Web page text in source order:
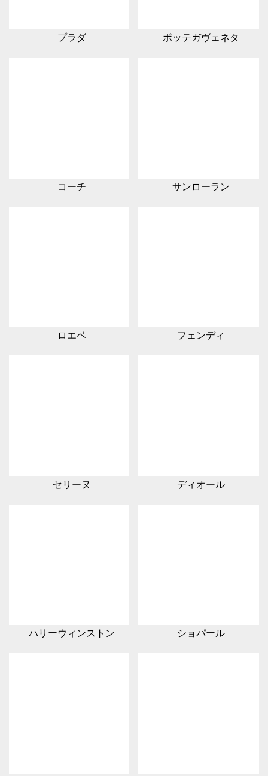
プラダ ボッテガヴェネタ
コーチ サンローラン
ロエベ フェンディ
セリーヌ ディオール
ハリーウィンストン ショパール